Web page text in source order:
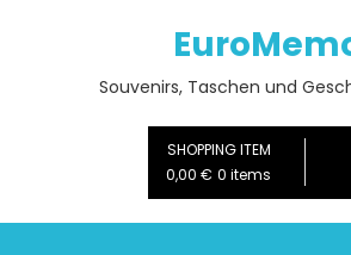
Souvenirs, Taschen und
SHOPPING ITEM
0,00 € 0 items